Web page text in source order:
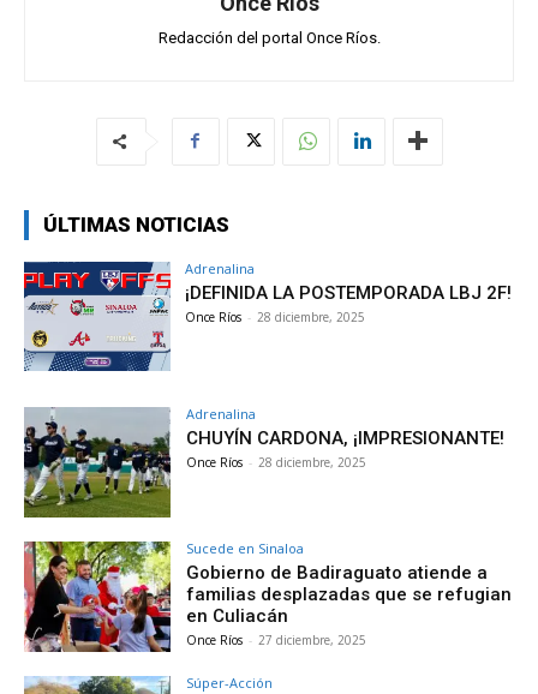
Redacción del portal Once Ríos.
ÚLTIMAS NOTICIAS
Adrenalina
¡DEFINIDA LA POSTEMPORADA LBJ 2F!
Once Ríos - 28 diciembre, 2025
Adrenalina
CHUYÍN CARDONA, ¡IMPRESIONANTE!
Once Ríos - 28 diciembre, 2025
Sucede en Sinaloa
Gobierno de Badiraguato atiende a
familias desplazadas que se refugian
en Culiacán
Once Ríos - 27 diciembre, 2025
Súper-Acción